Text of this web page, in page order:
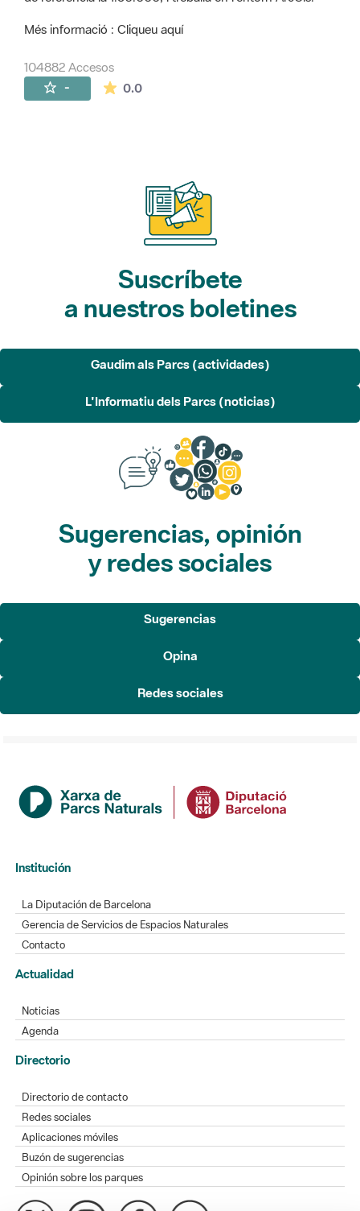
Més informació : Cliqueu aquí
104882 Accesos
- 0.0La valoración media es de 0 estrellas de
Suscríbete
a nuestros boletines
Gaudim als Parcs (actividades)
L'Informatiu dels Parcs (noticias)
Sugerencias, opinión
y redes sociales
Sugerencias
Opina
Redes sociales
Institución
La Diputación de Barcelona
Gerencia de Servicios de Espacios Naturales
Contacto
Actualidad
Noticias
Agenda
Directorio
Directorio de contacto
Redes sociales
Aplicaciones móviles
Buzón de sugerencias
Opinión sobre los parques